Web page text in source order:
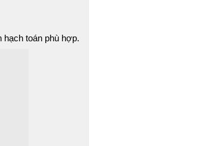
toán phù hợp.